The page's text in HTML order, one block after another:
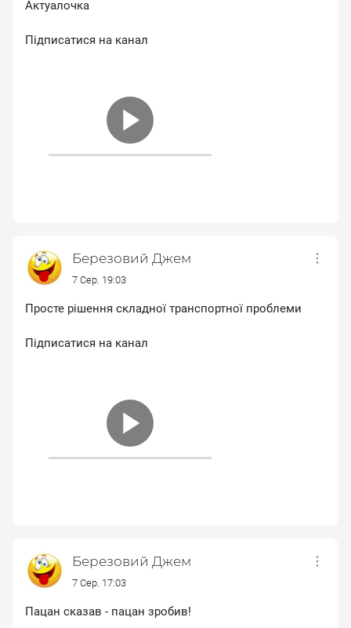
Актуалочка
Підписатися на канал
Березовий Джем
7 Сер. 19:03
Просте рішення складної транспортної проблеми
Підписатися на канал
Березовий Джем
7 Сер. 17:03
Пацан сказав - пацан зробив!